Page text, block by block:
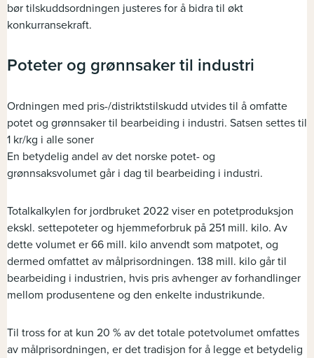
bør tilskuddsordningen justeres for å bidra til økt
konkurransekraft.
Poteter og grønnsaker til industri
Ordningen med pris-/distriktstilskudd utvides til å omfatte
potet og grønnsaker til bearbeiding i industri. Satsen settes til
1 kr/kg i alle soner
En betydelig andel av det norske potet- og
grønnsaksvolumet går i dag til bearbeiding i industri.
Totalkalkylen for jordbruket 2022 viser en potetproduksjon
ekskl. settepoteter og hjemmeforbruk på 251 mill. kilo. Av
dette volumet er 66 mill. kilo anvendt som matpotet, og
dermed omfattet av målprisordningen. 138 mill. kilo går til
bearbeiding i industrien, hvis pris avhenger av forhandlinger
mellom produsentene og den enkelte industrikunde.
Til tross for at kun 20 % av det totale potetvolumet omfattes
av målprisordningen, er det tradisjon for å legge et betydelig